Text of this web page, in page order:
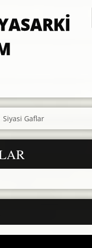
Siyasi Gaflar